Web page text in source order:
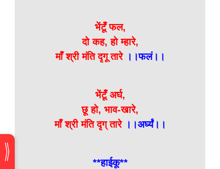
भेंटूँ फल,
दो कह, हो म्हारे,
माँ श्री मंति दृगू तारे।।फलं।।
भेंटूँ अर्घ,
छू हो, भाव-खारे,
माँ श्री मंति दृग् तारे।।अर्घ्यं।।
**हाईकू**